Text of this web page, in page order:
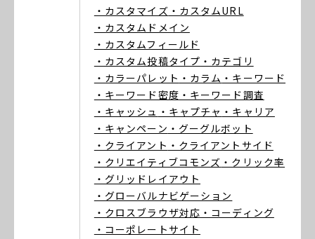
・カスタマイズ ・カスタムURL
・カスタムドメイン
・カスタムフィールド
・カスタム投稿タイプ ・カテゴリ
・カラーパレット ・カラム ・キーワード
・キーワード密度 ・キーワード調査
・キャッシュ ・キャプチャ ・キャリア
・キャンペーン ・グーグルボット
・クライアント ・クライアントサイド
・クリエイティブコモンズ ・クリック率
・グリッドレイアウト
・グローバルナビゲーション
・クロスブラウザ対応 ・コーディング
・コーポレートサイト